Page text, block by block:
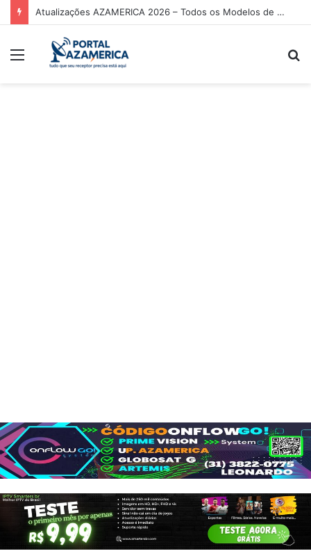
Atualizações AZAMERICA 2026 – Todos os Modelos de Receptores AZAMERICA